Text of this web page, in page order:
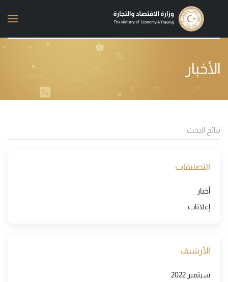
Skip to main content
الأخبار
التصنيفات
أخبار
إعلانات
الأرشيف
سبتمبر 2022